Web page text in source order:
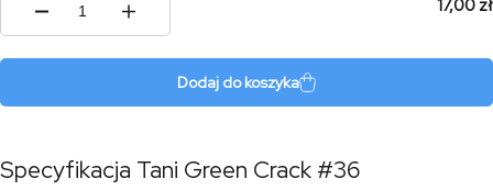
ilość
17,00 zł
Dodaj do koszyka
Specyfikacja Tani Green Crack #36